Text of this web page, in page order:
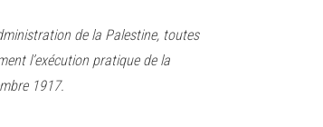
de la Palestine, toutes
l’exécution pratique de la
1917.